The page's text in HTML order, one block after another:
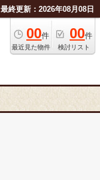
最終更新：2026年08月08日
00件
最近見た物件
00件
検討リスト